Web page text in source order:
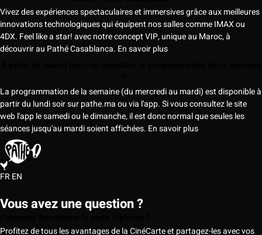
Vivez des expériences spectaculaires et immersives grâce aux meilleures
innovations technologiques qui équipent nos salles comme IMAX ou
4DX. Feel like a star! avec notre concept VIP, unique au Maroc, à
découvrir au Pathé Casablanca. En savoir plus
La programmation de la semaine (du mercredi au mardi) est disponible à
partir du lundi soir sur pathe.ma ou via l'app. Si vous consultez le site
web l'app le samedi ou le dimanche, il est donc normal que seules les
séances jusqu'au mardi soient affichées. En savoir plus
FREN
Vous avez une question ?
Profitez de tous les avantages de la CinéCarte et partagez-les avec vos